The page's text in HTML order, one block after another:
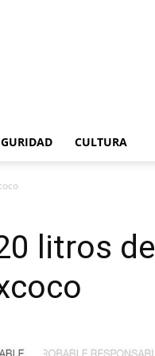
CULTURA
litros de